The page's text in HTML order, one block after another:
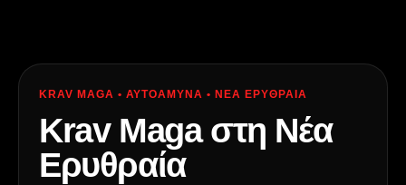
KRAV MAGA • ΑΥΤΟΑΜΥΝΑ • ΝΕΑ ΕΡΥΘΡΑΙΑ
Krav Maga στη Νέα
Ερυθραία